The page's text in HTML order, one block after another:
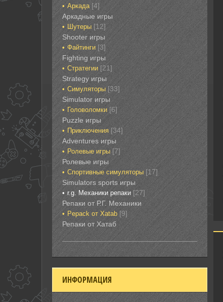
Аркада‎ [4]
Аркадные игры
Шутеры‎ [12]
‎Shooter игры
Файтинги‎ [3]
Fighting игры
Стратегии‎ [21]
Strategy игры
Симуляторы‎ [33]
Simulator игры
Головоломки‎ [6]
Puzzle игры
Приключения‎ [34]
Adventures игры
Ролевые игры‎ [7]
Ролевые игры‎‎‎‎‎‎
Спортивные‎ симуляторы [17]
Simulators sports игры
r.g. Механики репаки [27]
Репаки от Р.Г. Механики
Рepack от Xatab [9]
Репаки от Хатаб
ИНФОРМАЦИЯ